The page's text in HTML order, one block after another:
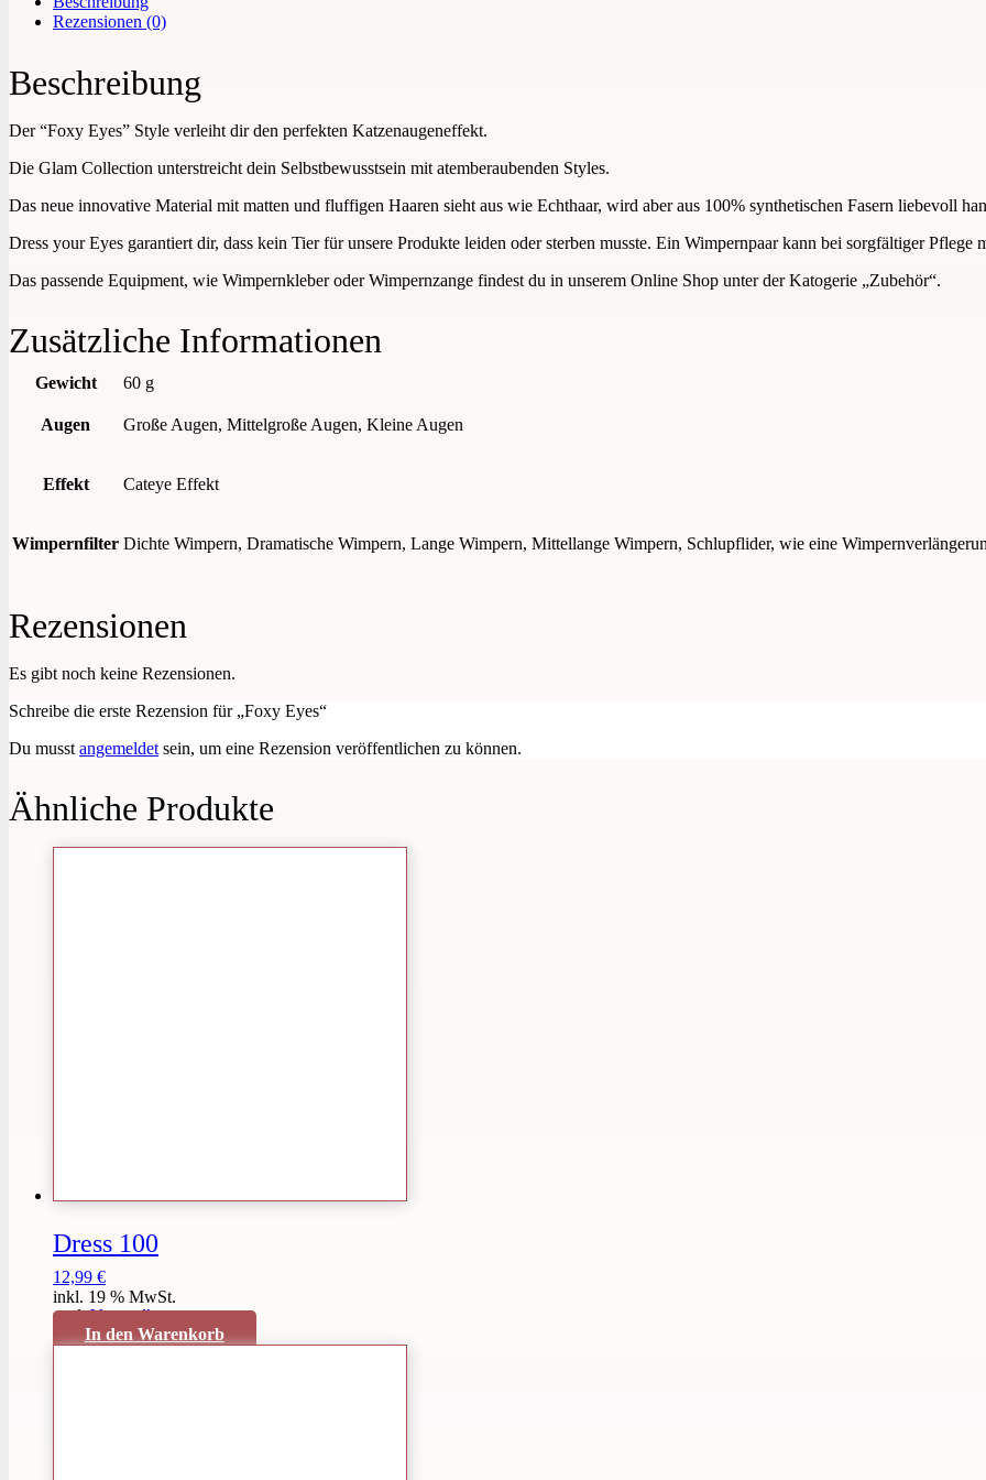
Rezensionen (0)
Beschreibung
Der “Foxy Eyes” Style verleiht dir den perfekten Katzenaugeneffekt.
Die Glam Collection unterstreicht dein Selbstbewusstsein mit atemberaubenden Styles.
Das neue innovative Material mit matten und fluffigen Haaren sieht aus wie Echthaar, wird aber aus 100% synthetischen Fasern liebevoll
Dress your Eyes garantiert dir, dass kein Tier für unsere Produkte leiden oder sterben musste. Ein Wimpernpaar kann bei sorgfältiger Pflege
Das passende Equipment, wie Wimpernkleber oder Wimpernzange findest du in unserem Online Shop unter der Katogerie „Zubehör“.
Zusätzliche Informationen
Gewicht 60 g
Augen Große Augen, Mittelgroße Augen, Kleine Augen
Effekt Cateye Effekt
Wimpernfilter Dichte Wimpern, Dramatische Wimpern, Lange Wimpern, Mittellange Wimpern, Schlupflider, wie eine
Rezensionen
Es gibt noch keine Rezensionen.
Schreibe die erste Rezension für „Foxy Eyes“
Du musst angemeldet sein, um eine Rezension veröffentlichen zu können.
Ähnliche Produkte
Dress 100
12,99 €
inkl. 19 % MwSt.
zzgl.Versandkosten
In den Warenkorb